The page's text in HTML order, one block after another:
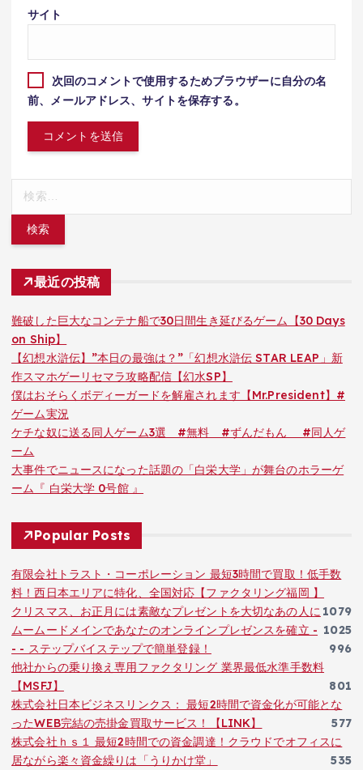
サイト
次回のコメントで使用するためブラウザーに自分の名
前、メールアドレス、サイトを保存する。
最近の投稿
難破した巨大なコンテナ船で30日間生き延びるゲーム【30 Days
on Ship】
【幻想水滸伝】”本日の最強は？”「幻想水滸伝 STAR LEAP」新
作スマホゲーリセマラ攻略配信【幻水SP】
僕はおそらくボディーガードを解雇されます【Mr.President】#
ゲーム実況
ケチな奴に送る同人ゲーム3選 #無料 #ずんだもん #同人ゲ
ーム
大事件でニュースになった話題の「白栄大学」が舞台のホラーゲ
ーム『 白栄大学 0号館 』
Popular Posts
有限会社トラスト・コーポレーション 最短3時間で買取！低手数
料！西日本エリアに特化、全国対応【ファクタリング福岡 】
1079
クリスマス、お正月には素敵なプレゼントを大切なあの人に
1025
ムームードメインであなたのオンラインプレゼンスを確立 -
- - ステップバイステップで簡単登録！
996
他社からの乗り換え専用ファクタリング 業界最低水準手数料
【MSFJ】
801
株式会社日本ビジネスリンクス： 最短2時間で資金化が可能とな
ったWEB完結の売掛金買取サービス！【LINK】
577
株式会社ｈｓ１ 最短2時間での資金調達！クラウドでオフィスに
居ながら楽々資金繰りは「うりかけ堂」
535